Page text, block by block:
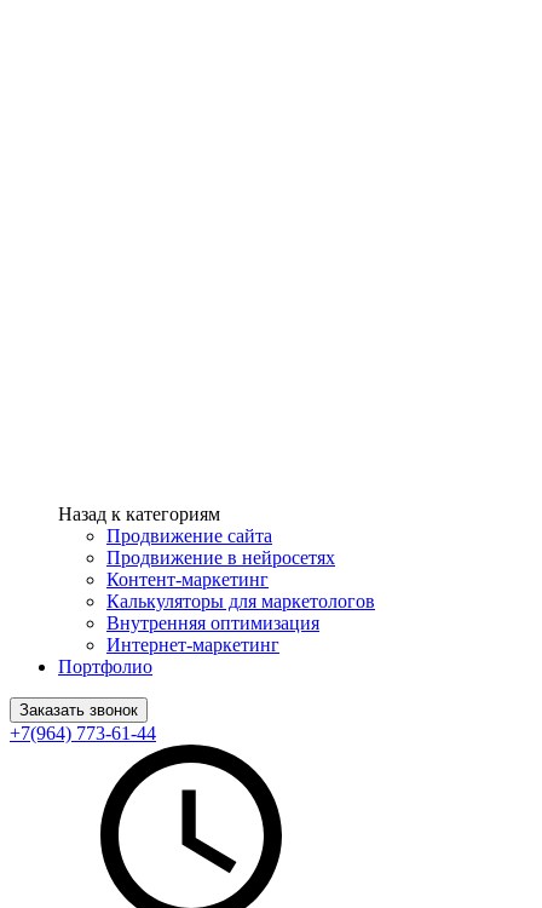
Назад к категориям
Продвижение сайта
Продвижение в нейросетях
Контент-маркетинг
Калькуляторы для маркетологов
Внутренняя оптимизация
Интернет-маркетинг
Портфолио
Заказать звонок
+7(964) 773-61-44